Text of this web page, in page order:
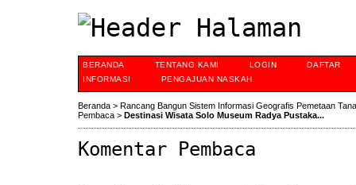
BERANDA TENTANG KAMI LOGIN
DAFTAR
INFORMASI
PENGAJUAN NASKAH
Beranda > Rancang Bangun Sistem Informasi Geografis Pemetaan
Pembaca > Destinasi Wisata Solo Museum Radya Pustaka...
Komentar Pembaca